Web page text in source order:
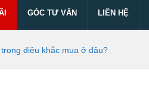
GÓC TƯ VẤN LIÊN HỆ
điêu khắc mua ở đâu?